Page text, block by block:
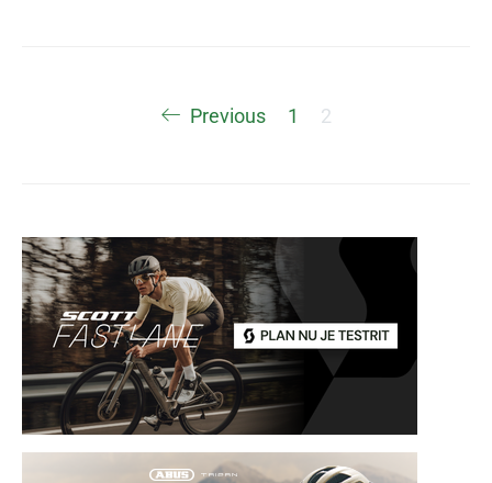
Berichten
Previous 1 2